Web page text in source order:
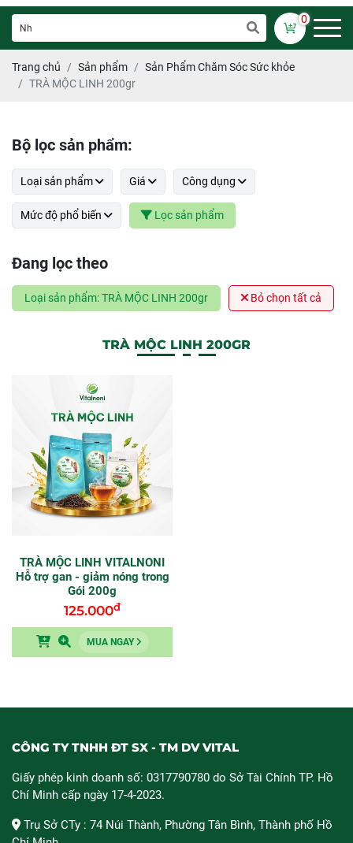
0
Trang chủ Sản phẩm
Sản Phẩm Chăm Sóc Sức khỏe
TRÀ MỘC LINH 200gr
Bộ lọc sản phẩm:
Loại sản phẩm Giá Công dụng
Mức độ phổ biến Lọc sản phẩm
Đang lọc theo
Loại sản phẩm: TRÀ MỘC LINH 200gr Bỏ chọn tất cả
TRÀ MỘC LINH 200GR
TRÀ MỘC LINH VITALNONI
Hỗ trợ gan - giảm nóng trong
Gói 200g
125.000đ
MUA NGAY
CÔNG TY TNHH ĐT SX - TM DV VITAL
Giấy phép kinh doanh số: 0317790780 do Sở Tài Chính TP. Hồ
Chí Minh cấp ngày 17-4-2023.
Trụ Sở CTy : 74 Núi Thành, Phường Tân Bình, Thành phố Hồ